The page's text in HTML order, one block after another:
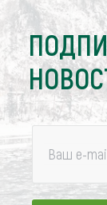
Ваш e-